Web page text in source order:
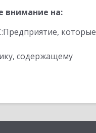
внимание на:
которые
содержащему